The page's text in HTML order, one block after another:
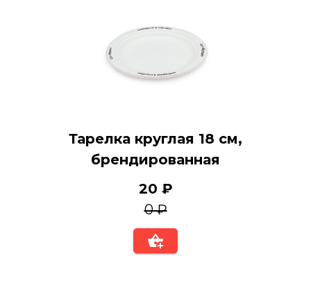
Тарелка круглая 18 см,
брендированная
20 ₽
0 ₽